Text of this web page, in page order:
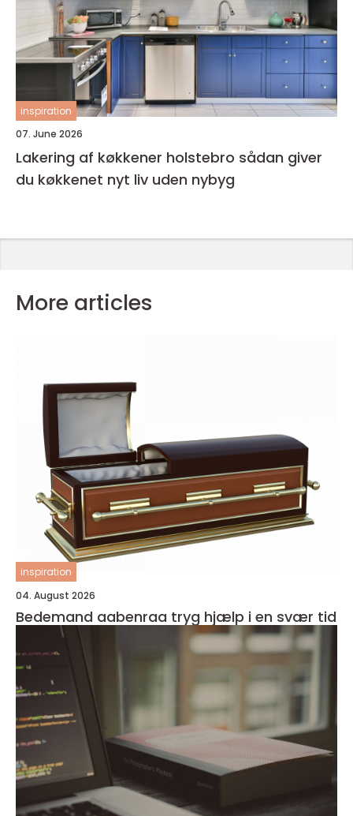
inspiration
07. June 2026
Lakering af køkkener holstebro sådan giver
du køkkenet nyt liv uden nybyg
More articles
inspiration
04. August 2026
Bedemand aabenraa tryg hjælp i en svær tid